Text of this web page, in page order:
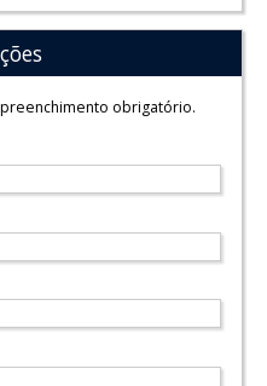
obrigatório.